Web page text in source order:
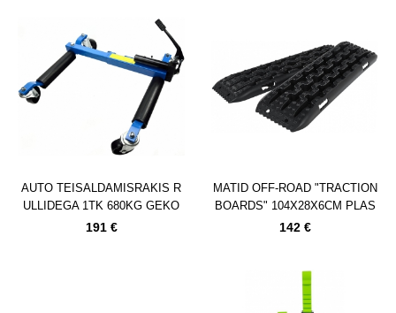
AUTO TEISALDAMISRAKIS R
ULLIDEGA 1TK 680KG GEKO
191 €
MATID OFF-ROAD "TRACTION
BOARDS" 104X28X6CM PLAS
T 2TK 10T GEKO
142 €